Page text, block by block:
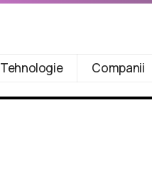
Tehnologie Companii